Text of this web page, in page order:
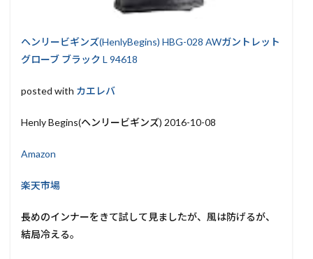
ヘンリービギンズ(HenlyBegins) HBG-028 AWガントレット
グローブ ブラック L 94618
posted with カエレバ
Henly Begins(ヘンリービギンズ) 2016-10-08
Amazon
楽天市場
長めのインナーをきて試して見ましたが、風は防げるが、
結局冷える。